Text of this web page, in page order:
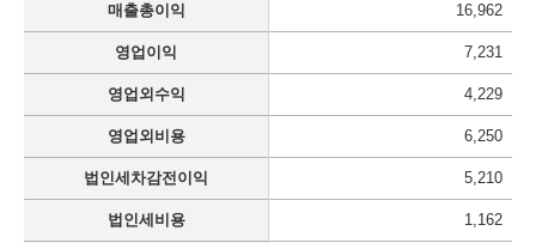
매출총이익 16,962
영업이익 7,231
영업외수익 4,229
영업외비용 6,250
법인세차감전이익 5,210
법인세비용 1,162